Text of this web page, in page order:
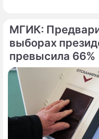
кибератак,
МГИК:
выборах
превысила 66%